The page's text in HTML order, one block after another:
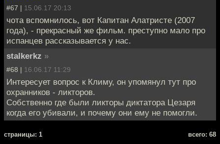
#67 | 15.06.17 20:13
чота вспомнилось, вот Капитан Алатристе (2007
года), - прекрасный же фильм. преступно мало про
испанцев рассказывается у нас.
stalkerkz »
#68 | 16.06.17 11:29
Интересует вопрос к Климу, он упомянул тут про
охранников - ликторов.
Собственно где были ликторы диктатора Цезаря
когда его убивали, и почему они ему не помогли.
cтраницы: 1 всего: 68